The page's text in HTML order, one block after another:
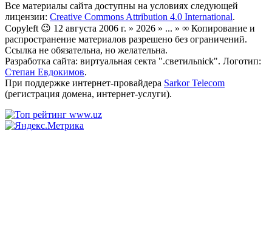
Все материалы сайта доступны на условиях следующей
лицензии: Creative Commons Attribution 4.0 International.
Copyleft 😉 12 августа 2006 г. » 2026 » ... » ∞ Копирование и
распространение материалов разрешено без ограничений.
Ссылка не обязательна, но желательна.
Разработка сайта: виртуальная секта ".светильnick". Логотип:
Степан Евдокимов.
При поддержке интернет-провайдера Sarkor Telecom
(регистрация домена, интернет-услуги).